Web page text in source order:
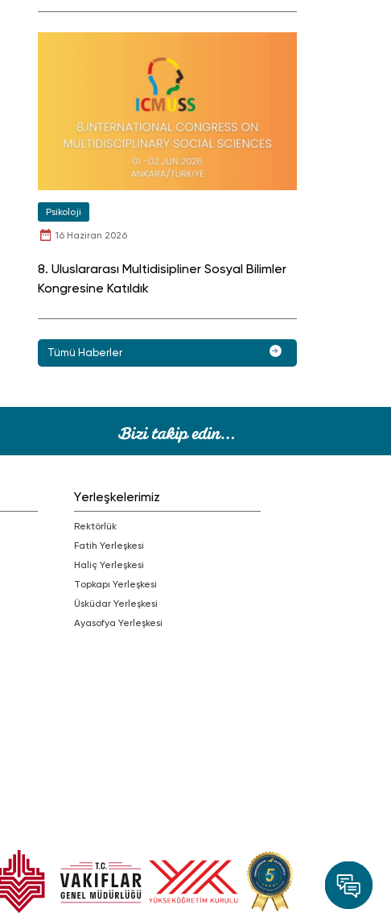
Psikoloji
16 Haziran 2026
8. Uluslararası Multidisipliner Sosyal Bilimler
Kongresine Katıldık
Tümü Haberler
Yerleşkelerimiz
Rektörlük
Fatih Yerleşkesi
Haliç Yerleşkesi
Topkapı Yerleşkesi
Üsküdar Yerleşkesi
Ayasofya Yerleşkesi